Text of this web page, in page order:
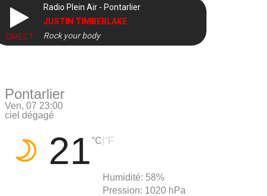
DIRECT
Radio Plein Air - Pontarlier
JUSTIN TIMBERLAKE
Rock your body
Pontarlier
Ven, 07 23:00
ciel dégagé
21 °C °F
Humidité: 58%
Pression: 1020 hPa